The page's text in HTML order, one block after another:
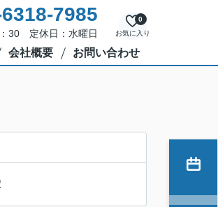
7985
30 定休日：水曜日 お気に入り
0
会社概要 お問い合わせ